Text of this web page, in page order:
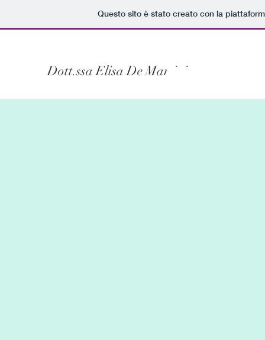
Questo sito è stato creato con la
Dott.ssa Elisa De Martini